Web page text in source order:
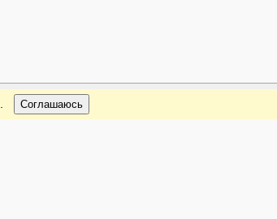
Соглашаюсь